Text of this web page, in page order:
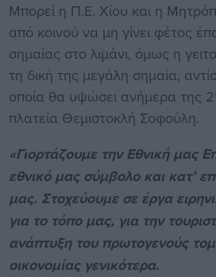
Μπορεί η Π.Ε. Χίου και η
από κοινού να μη γίνει φέτος
σημαίας στο λιμάνι, όμως η
τη δική της μεγάλη σημαία,
οποία θα υψώσει ανήμερα της
πλατεία Θεμιστοκλή Σοφούλη.
«Γιορτάζουμε την Εθνική μας
εθνικό μας σύμβολο και κατ’
μας. Στοχεύουμε σε έργα
για το τόπο μας, για την
ανάπτυξη του πρωτογενούς
οικονομίας γενικότερα.